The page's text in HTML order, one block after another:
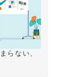
らない、